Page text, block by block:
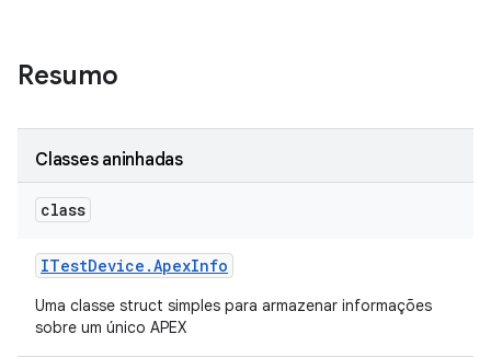
Resumo
Classes aninhadas
class
ITestDevice .ApexInfo
Uma classe struct simples para armazenar informações
sobre um único APEX